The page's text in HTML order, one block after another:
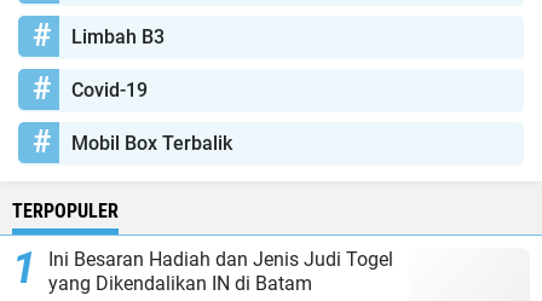
Limbah B3
Covid-19
Mobil Box Terbalik
TERPOPULER
Ini Besaran Hadiah dan Jenis Judi Togel
yang Dikendalikan IN di Batam